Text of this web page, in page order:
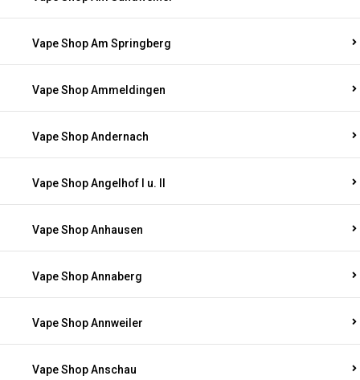
Vape Shop Am Springberg
Vape Shop Ammeldingen
Vape Shop Andernach
Vape Shop Angelhof I u. II
Vape Shop Anhausen
Vape Shop Annaberg
Vape Shop Annweiler
Vape Shop Anschau